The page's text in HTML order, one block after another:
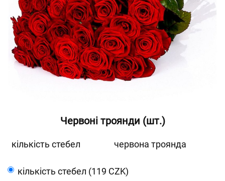
Червоні троянди (шт.)
кількість стебел червона троянда
кількість стебел (119 CZK)